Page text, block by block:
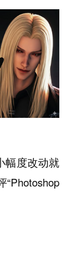
幅度改动就